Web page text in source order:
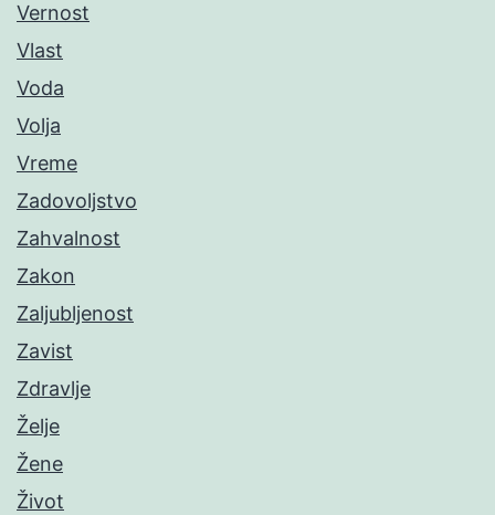
Vernost
Vlast
Voda
Volja
Vreme
Zadovoljstvo
Zahvalnost
Zakon
Zaljubljenost
Zavist
Zdravlje
Želje
Žene
Život